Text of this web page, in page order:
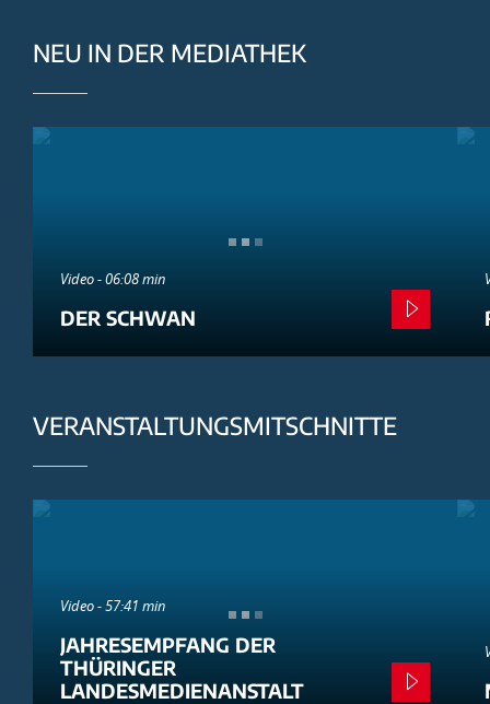
NEU IN DER MEDIATHEK
Video - 06:08 min
DER SCHWAN
VERANSTALTUNGSMITSCHNITTE
Video - 57:41 min
JAHRESEMPFANG DER
THÜRINGER
LANDESMEDIENANSTALT